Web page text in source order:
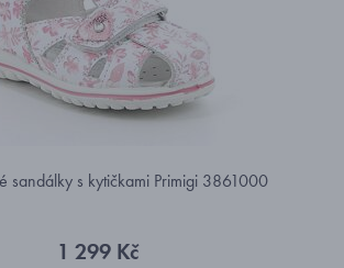
sandálky s kytičkami Primigi 3861000
1 299 Kč